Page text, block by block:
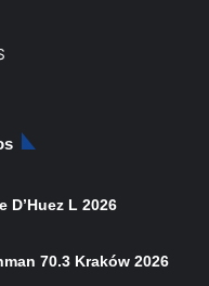
D’Huez L 2026
70.3 Kraków 2026